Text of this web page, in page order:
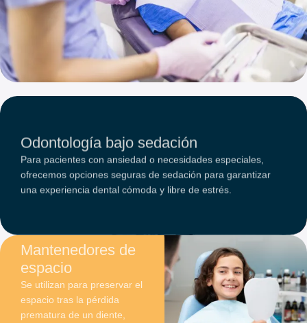
precisos y mínimamente invasivos, reduciendo las molestias
y el tiempo de recuperación.
Odontología bajo sedación
Para pacientes con ansiedad o necesidades especiales,
ofrecemos opciones seguras de sedación para garantizar
una experiencia dental cómoda y libre de estrés.
Mantenedores de
espacio
Se utilizan para preservar el
espacio tras la pérdida
prematura de un diente,